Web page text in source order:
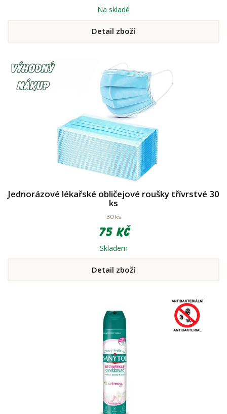
Na skladě
Detail zboží
Jednorázové lékařské obličejové roušky třívrstvé 30
ks
30 ks
75 Kč
Skladem
Detail zboží